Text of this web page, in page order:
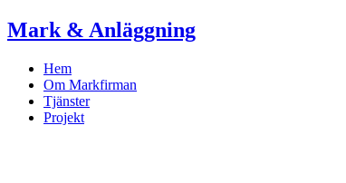
Skip
to
Mark & Anläggning
Hem
Om Markfirman
Tjänster
Projekt